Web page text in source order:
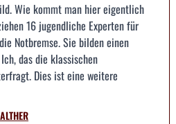
Wie kommt man hier eigentlich
16 jugendliche Experten für
Notbremse. Sie bilden einen
das die klassischen
Dies ist eine weitere